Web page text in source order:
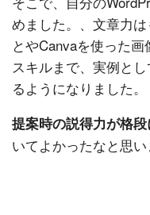
めました。、文章力
とやCanvaを使った
スキルまで、実例と
るようになりました。
提案時の説得力が格
いてよかったなと思い